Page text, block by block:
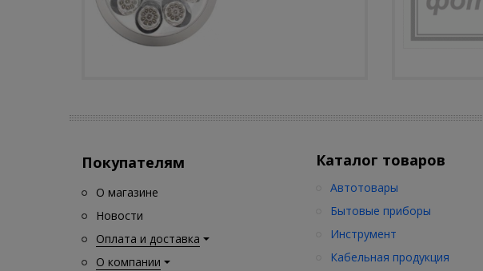
Покупателям
О магазине
Новости
Оплата и доставка
О компании
Каталог товаров
Автотовары
Бытовые приборы
Инструмент
Кабельная продукция